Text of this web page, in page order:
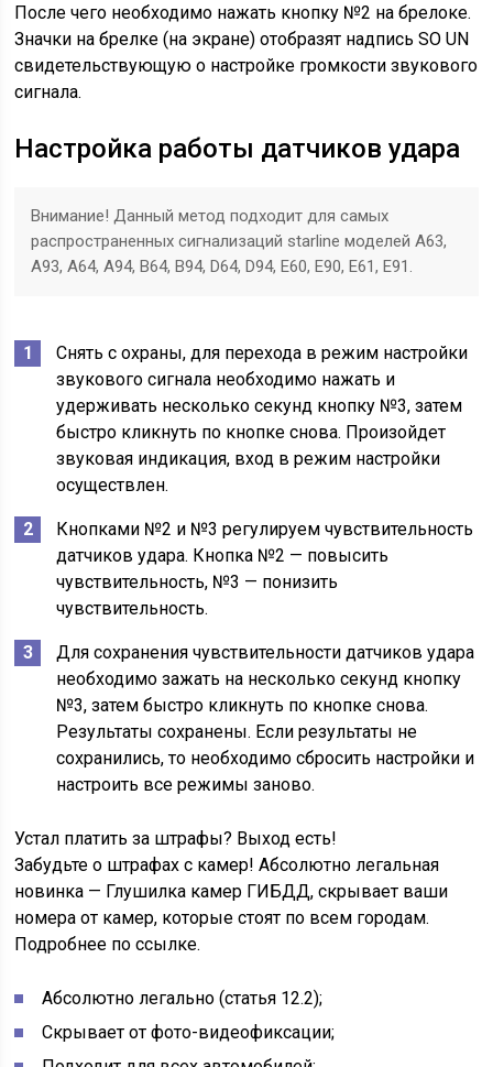
После чего необходимо нажать кнопку №2 на брелоке.
Значки на брелке (на экране) отобразят надпись SO UN
свидетельствующую о настройке громкости звукового
сигнала.
Настройка работы датчиков удара
Внимание! Данный метод подходит для самых
распространенных сигнализаций starline моделей A63,
A93, A64, A94, B64, B94, D64, D94, E60, E90, E61, E91.
Снять с охраны, для перехода в режим настройки
звукового сигнала необходимо нажать и
удерживать несколько секунд кнопку №3, затем
быстро кликнуть по кнопке снова. Произойдет
звуковая индикация, вход в режим настройки
осуществлен.
Кнопками №2 и №3 регулируем чувствительность
датчиков удара. Кнопка №2 — повысить
чувствительность, №3 — понизить
чувствительность.
Для сохранения чувствительности датчиков удара
необходимо зажать на несколько секунд кнопку
№3, затем быстро кликнуть по кнопке снова.
Результаты сохранены. Если результаты не
сохранились, то необходимо сбросить настройки и
настроить все режимы заново.
Устал платить за штрафы? Выход есть!
Забудьте о штрафах с камер! Абсолютно легальная
новинка — Глушилка камер ГИБДД, скрывает ваши
номера от камер, которые стоят по всем городам.
Подробнее по ссылке.
Абсолютно легально (статья 12.2);
Скрывает от фото-видеофиксации;